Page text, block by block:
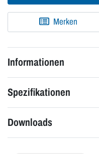
Merken
Informationen
Spezifikationen
Downloads